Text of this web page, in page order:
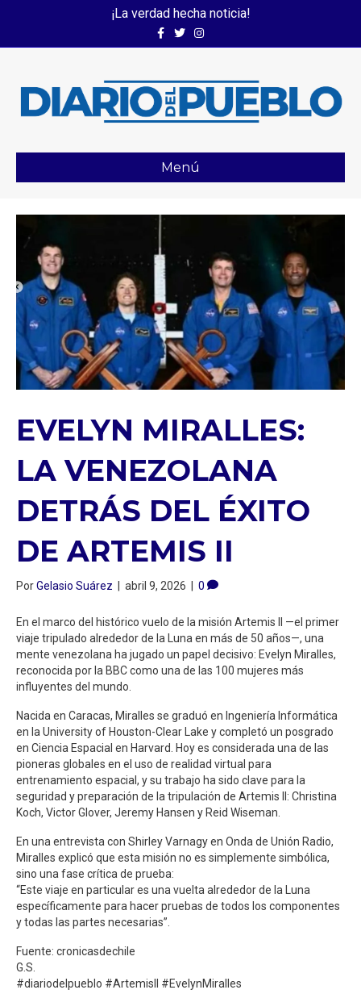
¡La verdad hecha noticia!
FacebookTwitterInstagram
Menú
EVELYN MIRALLES:
LA VENEZOLANA
DETRÁS DEL ÉXITO
DE ARTEMIS II
PorGelasio Suárez abril 9, 2026 0
En el marco del histórico vuelo de la misión Artemis II —el primer
viaje tripulado alrededor de la Luna en más de 50 años—, una
mente venezolana ha jugado un papel decisivo: Evelyn Miralles,
reconocida por la BBC como una de las 100 mujeres más
influyentes del mundo.
Nacida en Caracas, Miralles se graduó en Ingeniería Informática
en la University of Houston-Clear Lake y completó un posgrado
en Ciencia Espacial en Harvard. Hoy es considerada una de las
pioneras globales en el uso de realidad virtual para
entrenamiento espacial, y su trabajo ha sido clave para la
seguridad y preparación de la tripulación de Artemis II: Christina
Koch, Victor Glover, Jeremy Hansen y Reid Wiseman.
En una entrevista con Shirley Varnagy en Onda de Unión Radio,
Miralles explicó que esta misión no es simplemente simbólica,
sino una fase crítica de prueba:
“Este viaje en particular es una vuelta alrededor de la Luna
específicamente para hacer pruebas de todos los componentes
y todas las partes necesarias”.
Fuente: cronicasdechile
G.S.
#diariodelpueblo #ArtemisII #EvelynMiralles